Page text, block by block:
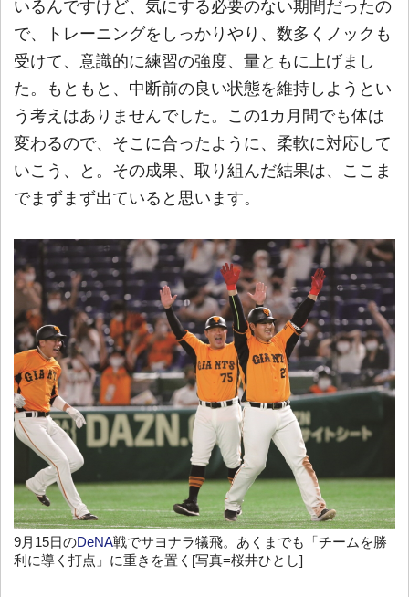
いるんですけど、気にする必要のない期間だったの
で、トレーニングをしっかりやり、数多くノックも
受けて、意識的に練習の強度、量ともに上げまし
た。もともと、中断前の良い状態を維持しようとい
う考えはありませんでした。この1カ月間でも体は
変わるので、そこに合ったように、柔軟に対応して
いこう、と。その成果、取り組んだ結果は、ここま
でまずまず出ていると思います。
9月15日のDeNA戦でサヨナラ犠飛。あくまでも「チームを勝
利に導く打点」に重きを置く[写真=桜井ひとし]